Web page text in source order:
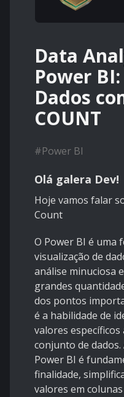
Data
Power
Dados
COUNT
#Power BI
Olá galera Dev!
Hoje vamos falar
Count
O Power BI é uma
visualização de
análise minuciosa
grandes
dos pontos
é a habilidade de
valores específicos
conjunto de
Power BI é
finalidade,
valores em colunas